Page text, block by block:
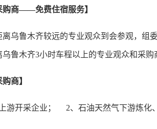
购商——免费住宿服务】
离乌鲁木齐较远的专业观众到会参观，组
乌鲁木齐3小时车程以上的专业观众和采
商】
游开采企业； 2、石油天然气下游炼化